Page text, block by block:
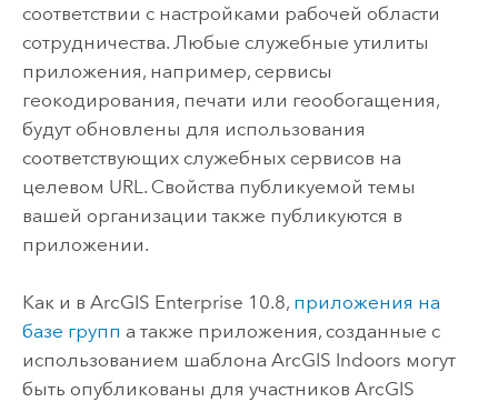
соответствии с настройками рабочей области
сотрудничества. Любые служебные утилиты
приложения, например, сервисы
геокодирования, печати или геообогащения,
будут обновлены для использования
соответствующих служебных сервисов на
целевом URL. Свойства публикуемой темы
вашей организации также публикуются в
приложении.
Как и в ArcGIS Enterprise 10.8, приложения на
базе групп а также приложения, созданные с
использованием шаблона ArcGIS Indoors могут
быть опубликованы для участников ArcGIS